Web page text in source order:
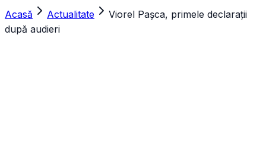
Acasă Actualitate
Viorel Pașca, primele declarații
după audieri